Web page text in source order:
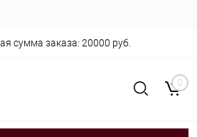
сумма заказа: 20000 руб.
0